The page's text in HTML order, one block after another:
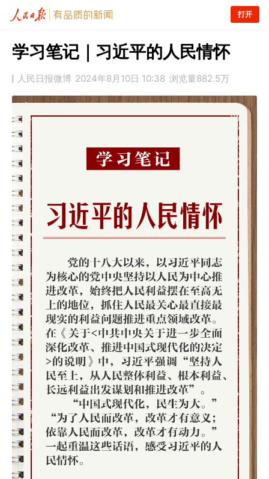
打开
学习笔记｜习近平的人民情怀
人民日报微博 2024年8月10日 10:38 浏览量882.5万